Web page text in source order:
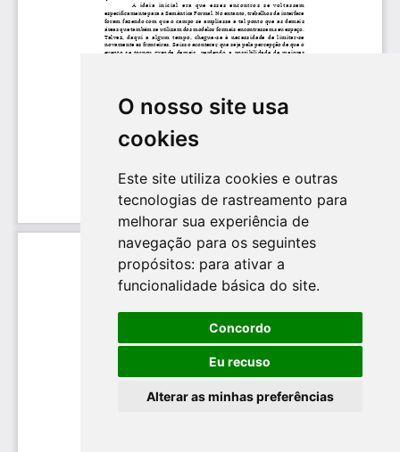
O nosso site usa
cookies
Este site utiliza cookies e outras
tecnologias de rastreamento para
melhorar sua experiência de
navegação para os seguintes
propósitos: para ativar a
funcionalidade básica do site.
Concordo
Eu recuso
Alterar as minhas preferências